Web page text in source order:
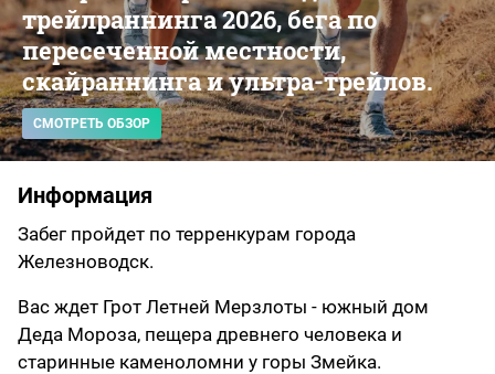
трейлраннинга 2026, бега по
пересеченной местности,
скайраннинга и ультра-трейлов.
СМОТРЕТЬ ОБЗОР
Информация
Забег пройдет по терренкурам города
Железноводск.
Вас ждет Грот Летней Мерзлоты - южный дом
Деда Мороза, пещера древнего человека и
старинные каменоломни у горы Змейка.